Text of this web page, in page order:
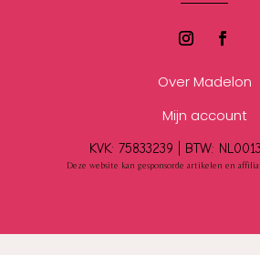
Over Madelon
Mijn account
KVK: 75833239 | BTW:
Deze website kan gesponsorde artikelen en